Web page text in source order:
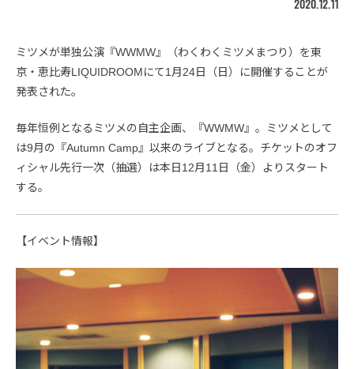
2020.12.11
ミツメが単独公演『WWMW』（わくわくミツメまつり）を東
京・恵比寿LIQUIDROOMにて1月24日（日）に開催することが
発表された。
毎年恒例となるミツメの自主企画、『WWMW』。ミツメとして
は9月の『Autumn Camp』以来のライブとなる。チケットのオフ
ィシャル先行一次（抽選）は本日12月11日（金）よりスタート
する。
【イベント情報】